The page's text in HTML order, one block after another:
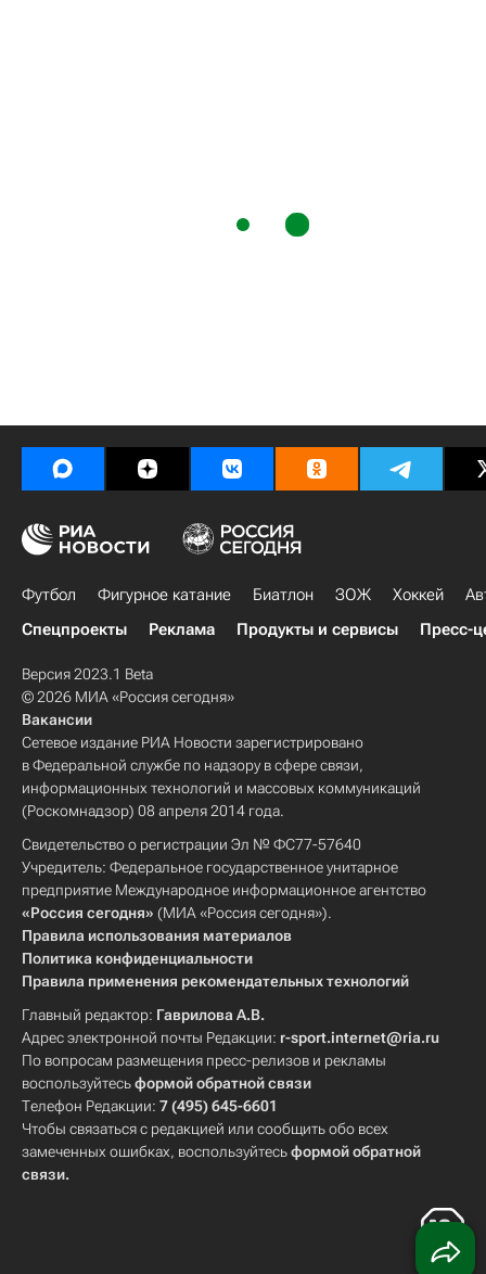
Футбол Фигурное катание Биатлон ЗОЖ Хоккей
Спецпроекты
Реклама Продукты и сервисы Пресс-
Версия 2023.1 Beta
© 2026 МИА «Россия сегодня»
Вакансии
Сетевое издание РИА Новости зарегистрировано
в Федеральной службе по надзору в сфере связи,
информационных технологий и массовых коммуникаций
(Роскомнадзор) 08 апреля 2014 года.
Свидетельство о регистрации Эл № ФС77-57640
Учредитель: Федеральное государственное унитарное
предприятие Международное информационное агентство
«Россия сегодня» (МИА «Россия сегодня»).
Правила использования материалов
Политика конфиденциальности
Правила применения рекомендательных технологий
Главный редактор: Гаврилова А.В.
Адрес электронной почты Редакции: r-sport.internet@ria.ru
По вопросам размещения пресс-релизов и рекламы
воспользуйтесьформой обратной связи
Телефон Редакции: 7 (495) 645-6601
Чтобы связаться с редакцией или сообщить обо всех
замеченных ошибках, воспользуйтесьформой обратной
связи.